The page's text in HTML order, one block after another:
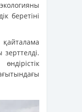
беретіні